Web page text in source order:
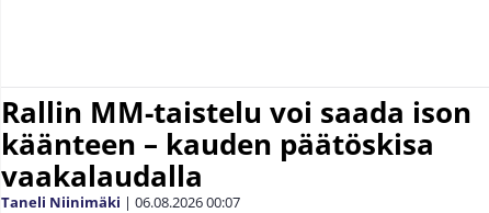
Rallin MM-taistelu voi saada ison
käänteen – kauden päätöskisa
vaakalaudalla
Taneli Niinimäki | 06.08.202600:07